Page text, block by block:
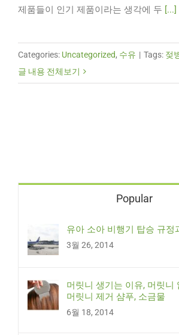
제품들이 인기 제품이라는 생각에 두 [...]
Categories: Uncategorized, 수유 | Tags: 젖
글 내용 전체보기
Popular
유아 소아 비행기 탑승 규정
3월 26, 2014
머릿니 생기는 이유, 머릿니
머릿니 제거 샴푸, 소금물
6월 18, 2014